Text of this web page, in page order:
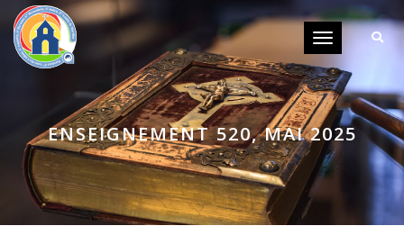
Toggle
ENSEIGNEMENT 520, MAI 2025